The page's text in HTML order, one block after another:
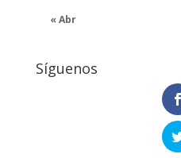
« Abr
Síguenos